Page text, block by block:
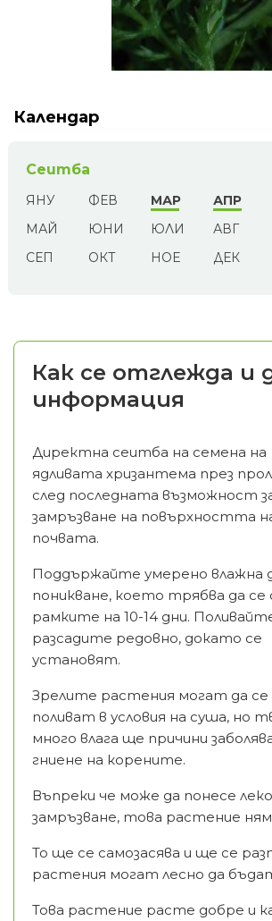
Календар
Сеитба
ЯНУ ФЕВ МАР
АПР
МАЙ
ЮНИ ЮЛИ
АВГ
СЕП
ОКТ НОЕ ДЕК
Как се отглежда и
информация
Директна сеитба на семена на
ядливата хризантема през
след последната възможност
замръзване на повърхността
почвата.
Поддържайте умерено влажна
поникване, което трябва да се
рамките на 10-14 дни.
разсадите редовно, докато се
установят.
Зрелите растения могат да се
поливат в условия на суша, но
много влага ще причини
гниене на корените.
Въпреки че може да понесе леко
замръзване, това растение
То ще се самозасява и ще се
растения могат лесно да
Това растение расте добре и